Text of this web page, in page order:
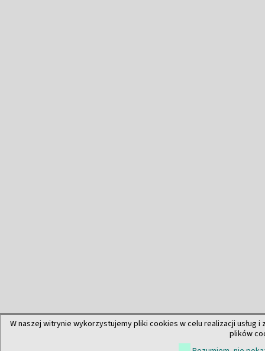
W naszej witrynie wykorzystujemy pliki cookies w celu realizacji usług i
plików